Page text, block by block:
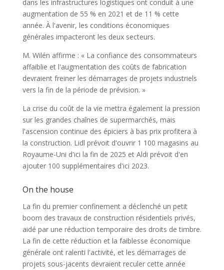
dans les infrastructures logistiques ont conduit à une
augmentation de 55 % en 2021 et de 11 % cette
année. À l'avenir, les conditions économiques
générales impacteront les deux secteurs.
M. Wilén affirme : « La confiance des consommateurs
affaiblie et l'augmentation des coûts de fabrication
devraient freiner les démarrages de projets industriels
vers la fin de la période de prévision. »
La crise du coût de la vie mettra également la pression
sur les grandes chaînes de supermarchés, mais
l'ascension continue des épiciers à bas prix profitera à
la construction. Lidl prévoit d'ouvrir 1 100 magasins au
Royaume-Uni d'ici la fin de 2025 et Aldi prévoit d'en
ajouter 100 supplémentaires d'ici 2023.
On the house
La fin du premier confinement a déclenché un petit
boom des travaux de construction résidentiels privés,
aidé par une réduction temporaire des droits de timbre.
La fin de cette réduction et la faiblesse économique
générale ont ralenti l'activité, et les démarrages de
projets sous-jacents devraient reculer cette année